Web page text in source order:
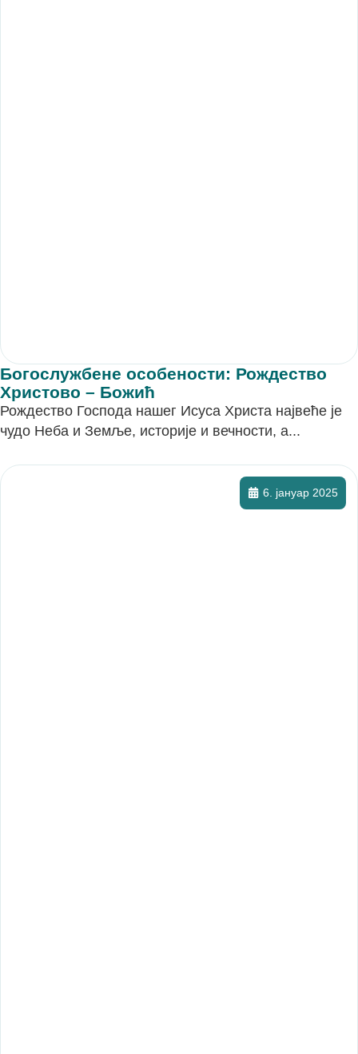
Богослужбене особености: Рождество
Христово – Божић
Рождество Господа нашег Исуса Христа највеће је
чудо Неба и Земље, историје и вечности, а...
6. јануар 2025